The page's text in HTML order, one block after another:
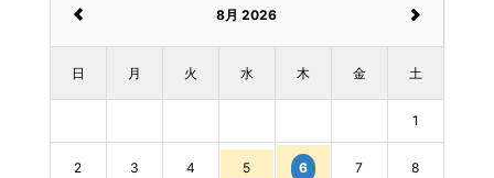
8月 2026
日 月 火 水 木 金 土
1
2 3 4 5 6 7 8